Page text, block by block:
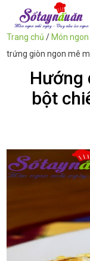
Trang chủ / Món
trứng giòn ngon mê
Hướng
bột